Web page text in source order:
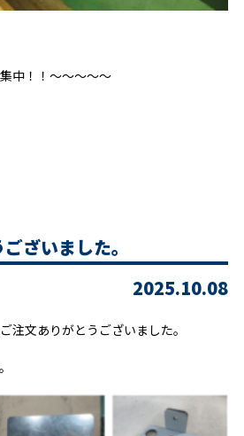
中！！～～～～～
ざいました。
2025.10.08
注文ありがとうございました。